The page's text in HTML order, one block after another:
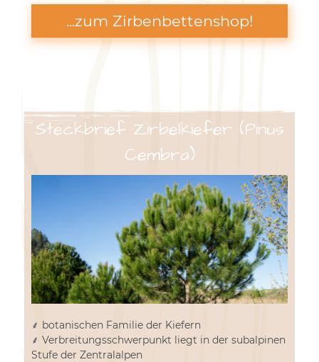
...zum Zirbenbettenshop!
Steckbrief Zirbelkiefer (Pinus
Cembra)
⸙ botanischen Familie der Kiefern
⸙ Verbreitungsschwerpunkt liegt in der subalpinen
Stufe der Zentralalpen